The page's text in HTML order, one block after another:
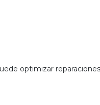
optimizar